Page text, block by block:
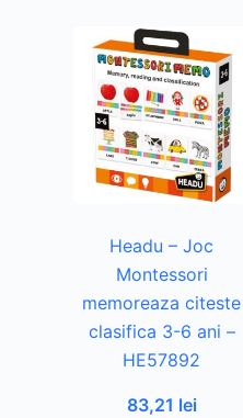
Headu – Joc
Montessori
memoreaza citeste
clasifica 3-6 ani –
HE57892
83,21 lei